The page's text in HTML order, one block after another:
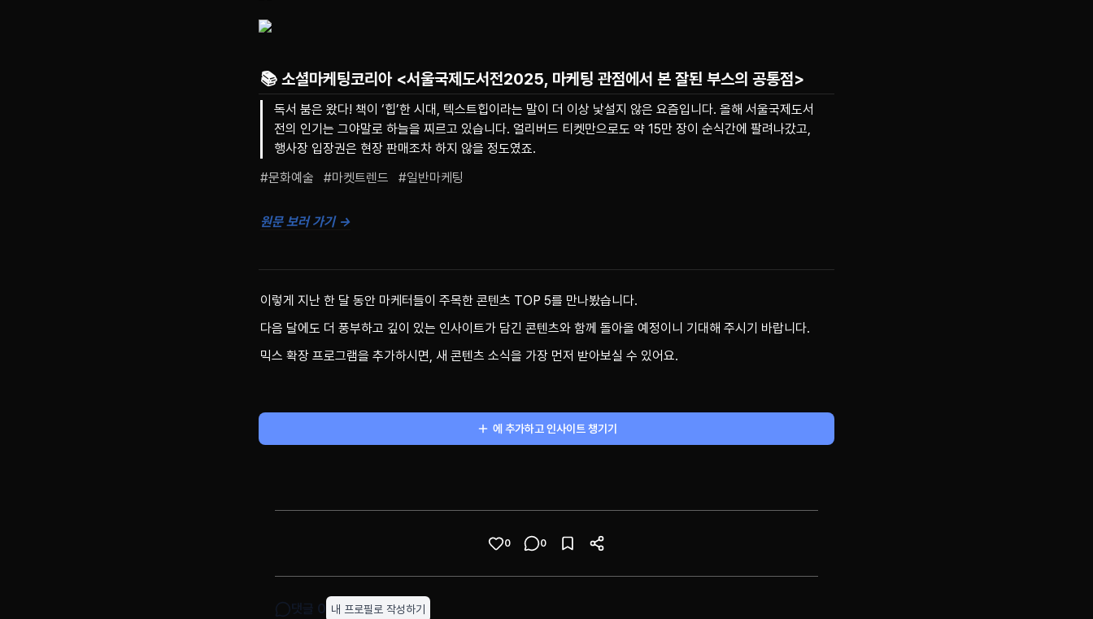
📚 소셜마케팅코리아 <서울국제도서전2025, 마케팅 관점에서 본 잘된 부스의 공통점>
독서 붐은 왔다! 책이 ‘힙’한 시대, 텍스트힙이라는 말이 더 이상 낯설지 않은 요즘입니다. 올해 서울국제도서
전의 인기는 그야말로 하늘을 찌르고 있습니다. 얼리버드 티켓만으로도 약 15만 장이 순식간에 팔려나갔고,
행사장 입장권은 현장 판매조차 하지 않을 정도였죠.
#문화예술   #마켓트렌드   #일반마케팅
원문 보러 가기 →
이렇게 지난 한 달 동안 마케터들이 주목한 콘텐츠 TOP 5를 만나봤습니다.
다음 달에도 더 풍부하고 깊이 있는 인사이트가 담긴 콘텐츠와 함께 돌아올 예정이니 기대해 주시기 바랍니다.
믹스 확장 프로그램을 추가하시면, 새 콘텐츠 소식을 가장 먼저 받아보실 수 있어요.
에 추가하고 인사이트 챙기기
0 0
댓글 0 내 프로필로 작성하기